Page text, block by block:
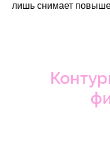
лишь снимает